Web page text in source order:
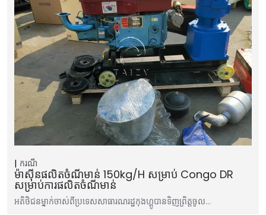
ករណី
ម៉ាស៊ីនផលិតចំណីមាន់ 150kg/h សម្រាប់ Congo DR
សម្រាប់ការផលិតចំណីមាន់
អតិថិជនម្នាក់ចាស់ពីប្រទេសសាធារណរដ្ឋកុងហ្គូបានទិញព្រិត្តចូល…